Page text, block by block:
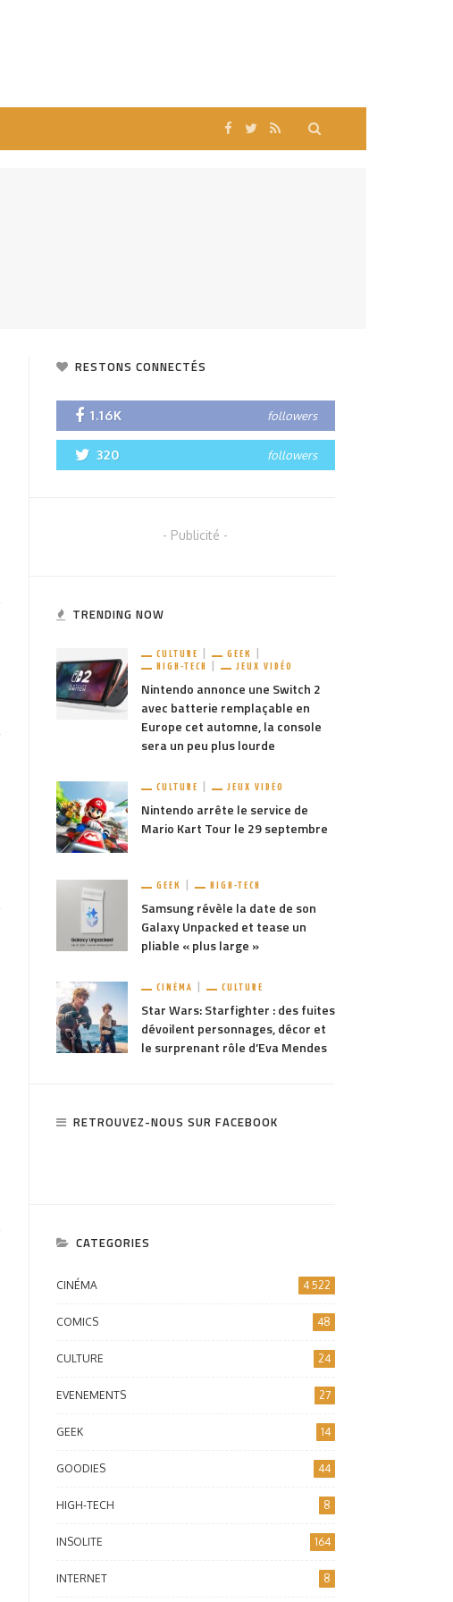
RESTONS CONNECTÉS
1.16K followers
320 followers
- Publicité -
TRENDING NOW
CULTURE
GEEK
HIGH-TECH
JEUX VIDÉO
Nintendo annonce une Switch 2
avec batterie remplaçable en
Europe cet automne, la console
sera un peu plus lourde
CULTURE JEUX VIDÉO
Nintendo arrête le service de
Mario Kart Tour le 29 septembre
GEEK HIGH-TECH
Samsung révèle la date de son
Galaxy Unpacked et tease un
pliable « plus large »
CINÉMA CULTURE
Star Wars: Starfighter : des fuites
dévoilent personnages, décor et
le surprenant rôle d’Eva Mendes
RETROUVEZ-NOUS SUR FACEBOOK
CATEGORIES
CINÉMA 4 522
COMICS 48
CULTURE 24
EVENEMENTS 27
GEEK 14
GOODIES 44
HIGH-TECH 8
INSOLITE 164
INTERNET 8